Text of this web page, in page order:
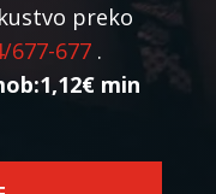
preko
677-677 .
min